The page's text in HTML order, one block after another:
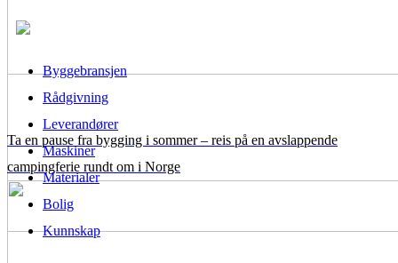
Ta en pause fra bygging i sommer – reis på en avslappende
campingferie rundt om i Norge
Byggebransjen
Rådgivning
Leverandører
Maskiner
Materialer
Bolig
Kunnskap